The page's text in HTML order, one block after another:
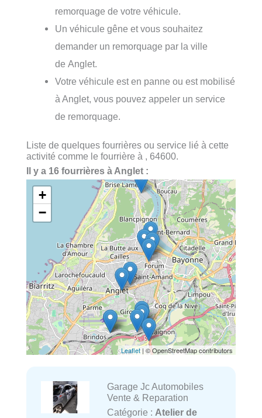
remorquage de votre véhicule.
Un véhicule gêne et vous souhaitez
demander un remorquage par la ville
de Anglet.
Votre véhicule est en panne ou est mobilisé
à Anglet, vous pouvez appeler un service
de remorquage.
Liste de quelques fourrières ou service lié à cette
activité comme le fourrière à , 64600.
Il y a 16 fourrières à Anglet :
+
−
Leaflet| © OpenStreetMap contributors
Garage Jc Automobiles
Vente & Reparation
Catégorie : Atelier de